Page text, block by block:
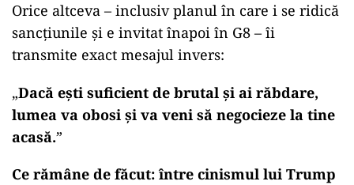
Orice altceva – inclusiv planul în care i se ridică
sancțiunile și e invitat înapoi în G8 – îi
transmite exact mesajul invers:
„Dacă ești suficient de brutal și ai răbdare,
lumea va obosi și va veni să negocieze la tine
acasă.”
Ce rămâne de făcut: între cinismul lui Trump